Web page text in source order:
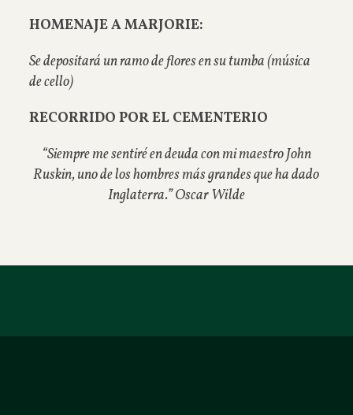
HOMENAJE A MARJORIE:
Se depositará un ramo de flores en su tumba (música
de cello)
RECORRIDO POR EL CEMENTERIO
“Siempre me sentiré en deuda con mi maestro John
Ruskin, uno de los hombres más grandes que ha dado
Inglaterra.”Oscar Wilde